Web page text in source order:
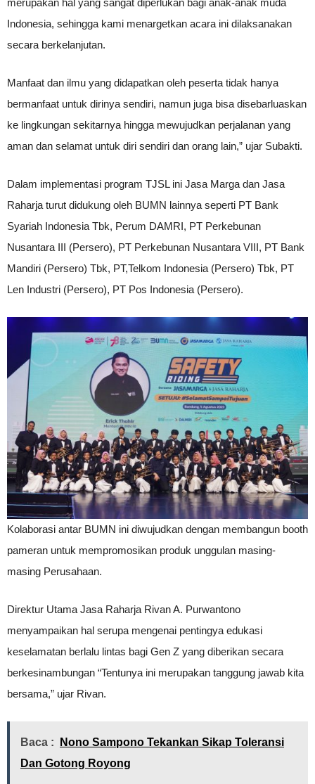
merupakan hal yang sangat diperlukan bagi anak-anak muda
Indonesia, sehingga kami menargetkan acara ini dilaksanakan
secara berkelanjutan.
Manfaat dan ilmu yang didapatkan oleh peserta tidak hanya
bermanfaat untuk dirinya sendiri, namun juga bisa disebarluaskan
ke lingkungan sekitarnya hingga mewujudkan perjalanan yang
aman dan selamat untuk diri sendiri dan orang lain,” ujar Subakti.
Dalam implementasi program TJSL ini Jasa Marga dan Jasa
Raharja turut didukung oleh BUMN lainnya seperti PT Bank
Syariah Indonesia Tbk, Perum DAMRI, PT Perkebunan
Nusantara III (Persero), PT Perkebunan Nusantara VIII, PT Bank
Mandiri (Persero) Tbk, PT,Telkom Indonesia (Persero) Tbk, PT
Len Industri (Persero), PT Pos Indonesia (Persero).
Kolaborasi antar BUMN ini diwujudkan dengan membangun booth
pameran untuk mempromosikan produk unggulan masing-
masing Perusahaan.
Direktur Utama Jasa Raharja Rivan A. Purwantono
menyampaikan hal serupa mengenai pentingya edukasi
keselamatan berlalu lintas bagi Gen Z yang diberikan secara
berkesinambungan “Tentunya ini merupakan tanggung jawab kita
bersama,” ujar Rivan.
Baca :
Nono Sampono Tekankan Sikap Toleransi
Dan Gotong Royong